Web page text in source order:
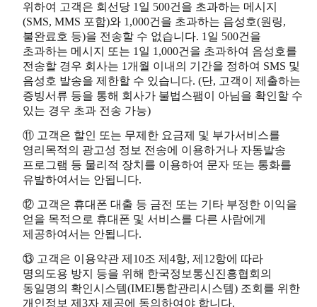
위하여 고객은 회선당 1일 500건을 초과하는 메시지
(SMS, MMS 포함)와 1,000건을 초과하는 음성호(원링,
불완료호 등)을 전송할 수 없습니다. 1일 500건을
초과하는 메시지 또는 1일 1,000건을 초과하여 음성호를
전송할 경우 회사는 1개월 이내의 기간을 정하여 SMS 및
음성호 발송을 제한할 수 있습니다. (단, 고객이 제출하는
증빙서류 등을 통해 회사가 불법스팸이 아님을 확인할 수
있는 경우 초과 전송 가능)
⑪ 고객은 할인 또는 무제한 요금제 및 부가서비스를
영리목적의 광고성 정보 전송에 이용하거나 자동발송
프로그램 등 물리적 장치를 이용하여 문자 또는 통화를
유발하여서는 안됩니다.
⑫ 고객은 휴대폰 대출 등 금전 또는 기타 부정한 이익을
얻을 목적으로 휴대폰 및 서비스를 다른 사람에게
제공하여서는 안됩니다.
⑬ 고객은 이용약관 제10조 제4항, 제12항에 따라
명의도용 방지 등을 위해 한국정보통신진흥협회의
동일명의 확인시스템(IMEI통합관리시스템) 조회를 위한
개인정보 제3자 제공에 동의하여야 합니다.